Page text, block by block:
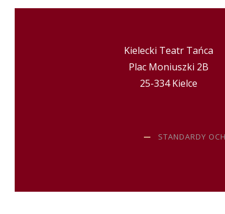
Kielecki Teatr Tańca
Plac Moniuszki 2B
25-334 Kielce
STANDARDY